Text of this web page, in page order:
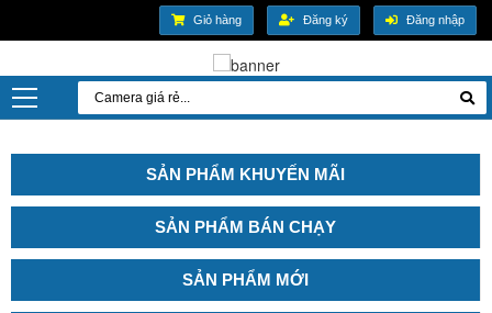
Giỏ hàng Đăng ký Đăng nhập
SẢN PHẨM KHUYẾN MÃI
SẢN PHẨM BÁN CHẠY
SẢN PHẨM MỚI